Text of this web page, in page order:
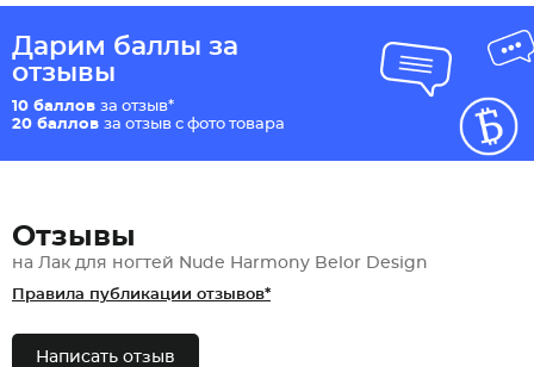
Дарим баллы за
отзывы
10 баллов за отзыв*
20 баллов за отзыв с фото товара
Отзывы
на Лак для ногтей Nude Harmony Belor Design
Правила публикации отзывов*
Написать отзыв